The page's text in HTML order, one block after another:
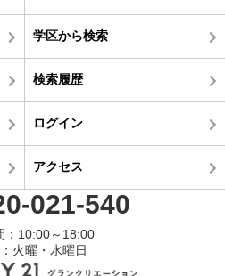
学区から検索
検索履歴
ログイン
アクセス
021-540
：10:00～18:00
火曜・水曜日